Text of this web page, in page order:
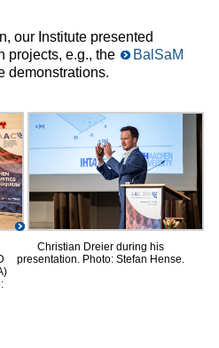
our Institute presented
projects, e.g., the
BalSaM
demonstrations.
Christian Dreier during his
presentation. Photo: Stefan Hense.